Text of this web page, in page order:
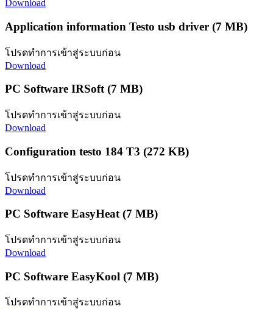
Download
Application information Testo usb driver (7 MB)
โปรดทำการเข้าสู่ระบบก่อน
Download
PC Software IRSoft(7 MB)
โปรดทำการเข้าสู่ระบบก่อน
Download
Configuration testo 184 T3 (272 KB)
โปรดทำการเข้าสู่ระบบก่อน
Download
PC Software EasyHeat(7 MB)
โปรดทำการเข้าสู่ระบบก่อน
Download
PC Software EasyKool (7 MB)
โปรดทำการเข้าสู่ระบบก่อน